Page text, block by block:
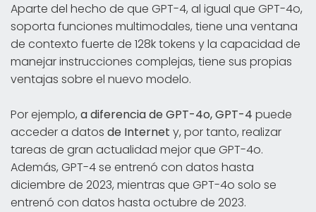
Aparte del hecho de que GPT-4, al igual que GPT-4o,
soporta funciones multimodales, tiene una ventana
de contexto fuerte de 128k tokens y la capacidad de
manejar instrucciones complejas, tiene sus propias
ventajas sobre el nuevo modelo.
Por ejemplo, a diferencia de GPT-4o, GPT-4 puede
acceder a datos de Internet y, por tanto, realizar
tareas de gran actualidad mejor que GPT-4o.
Además, GPT-4 se entrenó con datos hasta
diciembre de 2023, mientras que GPT-4o solo se
entrenó con datos hasta octubre de 2023.